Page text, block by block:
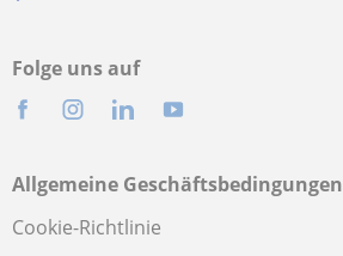
Folge uns auf
Allgemeine Geschäftsbedingungen
Cookie-Richtlinie